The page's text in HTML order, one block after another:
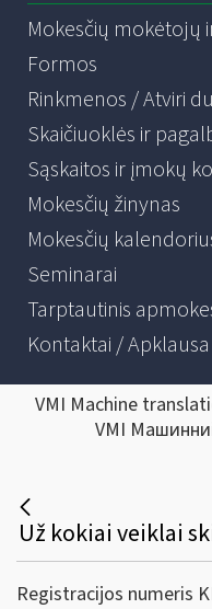
Mokesčių mokėtojų
Formos
Rinkmenos / Atviri
Skaičiuoklės ir
Sąskaitos ir įmokų
Mokesčių žinynas
Mokesčių
Seminarai
Tarptautinis
Kontaktai / Apklausa
VMI Machine
VMI
Registracijos numeris